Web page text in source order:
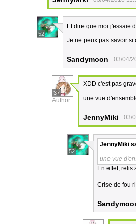
52
Et dire que moi j'essaie
Je ne peux pas savoir si
Sandymoon 03/04/
37
Author
XDD c'est pas
une vue
JennyMiki 03/
52
JennyMiki
une vue
En effet,
Crise de fou